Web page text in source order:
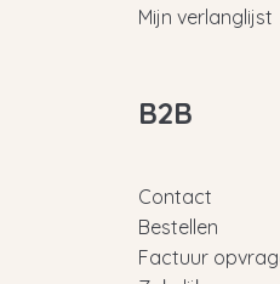
Mijn verlanglijst
B2B
Contact
Bestellen
Factuur